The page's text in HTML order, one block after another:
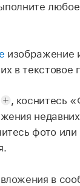
изображение
в текстовое
, коснитесь
фото или
в